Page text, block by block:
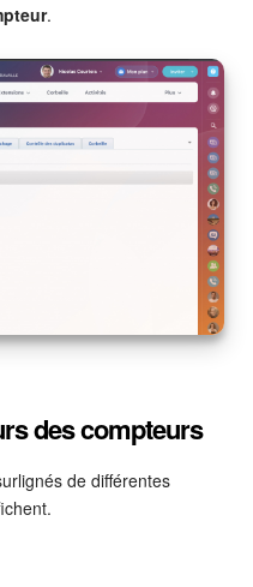
.
des compteurs
de différentes